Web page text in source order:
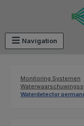
Navigation
Monitoring Systemen
Waterdetector